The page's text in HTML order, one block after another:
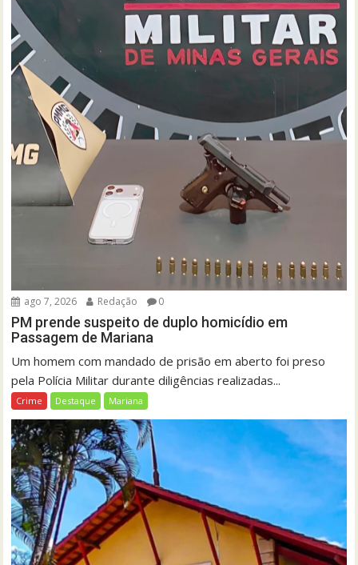
ago 7, 2026 Redação 0
PM prende suspeito de duplo homicídio em
Passagem de Mariana
Um homem com mandado de prisão em aberto foi preso
pela Polícia Militar durante diligências realizadas...
Crime Destaque Mariana